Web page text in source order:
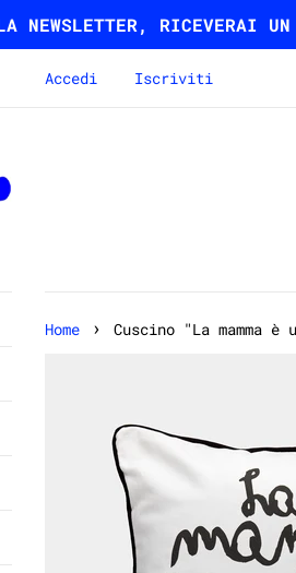
NEWSLETTER, RICEVERAI
Accedi Iscriviti
Home › Cuscino "La mamma